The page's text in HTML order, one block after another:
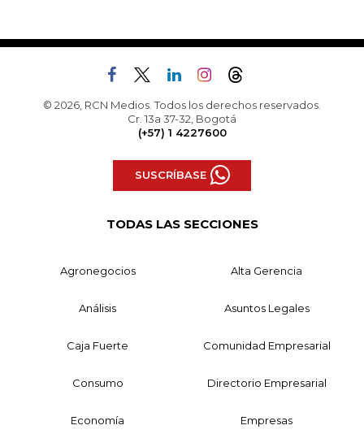
© 2026, RCN Medios. Todos los derechos reservados.
Cr. 13a 37-32, Bogotá
(+57) 1 4227600
SUSCRÍBASE
TODAS LAS SECCIONES
Agronegocios Alta Gerencia
Análisis Asuntos Legales
Caja Fuerte Comunidad Empresarial
Consumo Directorio Empresarial
Economía Empresas